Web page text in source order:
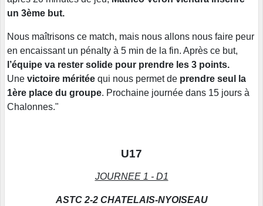
un 3ème but.
Nous maîtrisons ce match, mais nous allons nous faire peur
en encaissant un pénalty à 5 min de la fin. Après ce but,
l’équipe va rester solide pour prendre les 3 points.
Une victoire méritée qui nous permet de prendre seul la
1ère place du groupe. Prochaine journée dans 15 jours à
Chalonnes."
U17
JOURNEE 1 - D1
ASTC 2-2 CHATELAIS-NYOISEAU